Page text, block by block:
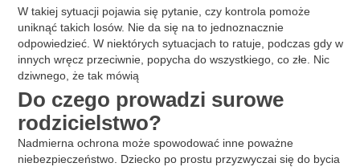
W takiej sytuacji pojawia się pytanie, czy kontrola pomoże
uniknąć takich losów. Nie da się na to jednoznacznie
odpowiedzieć. W niektórych sytuacjach to ratuje, podczas gdy w
innych wręcz przeciwnie, popycha do wszystkiego, co złe. Nic
dziwnego, że tak mówią
Do czego prowadzi surowe
rodzicielstwo?
Nadmierna ochrona może spowodować inne poważne
niebezpieczeństwo. Dziecko po prostu przyzwyczai się do bycia